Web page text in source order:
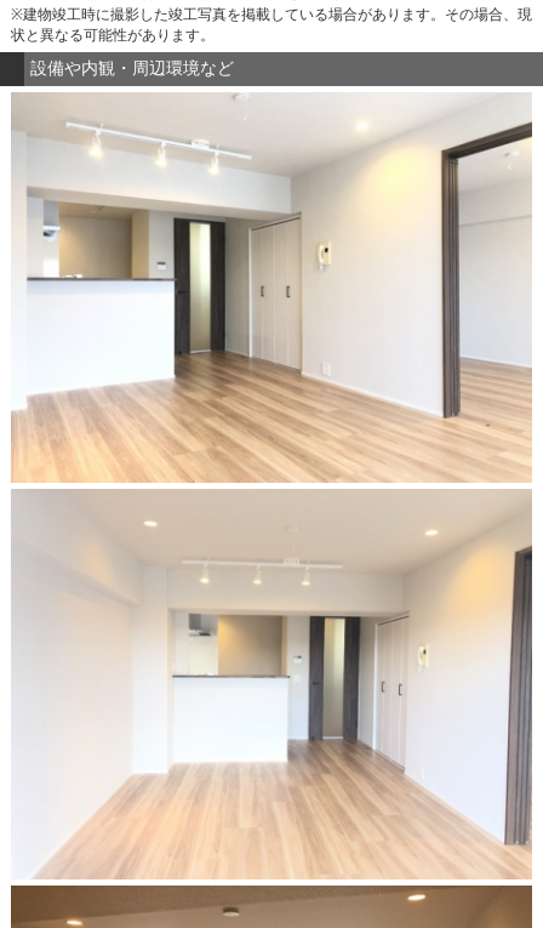
※建物竣工時に撮影した竣工写真を掲載している場合があります。その場合、現
状と異なる可能性があります。
設備や内観・周辺環境など